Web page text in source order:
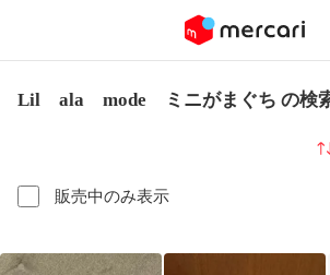
Lil ala mode ミニがまぐち の検
販売中のみ表示